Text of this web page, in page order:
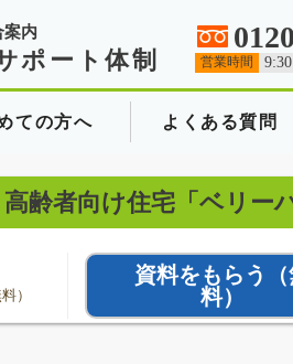
案内
ポート体制 営業時間
ての方へ よくある質問
齢者向け住宅「ベリー
）
資料をもらう
料）